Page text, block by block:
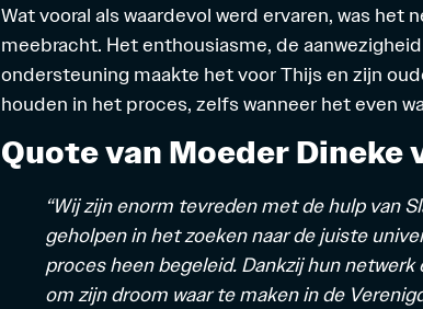
Wat vooral als waardevol werd ervaren, was
meebracht. Het enthousiasme, de
ondersteuning maakte het voor Thijs en zijn
houden in het proces, zelfs wanneer het even
Quote van Moeder Dineke
“Wij zijn enorm tevreden met de hulp van
geholpen in het zoeken naar de juiste
proces heen begeleid. Dankzij hun
om zijn droom waar te maken in de